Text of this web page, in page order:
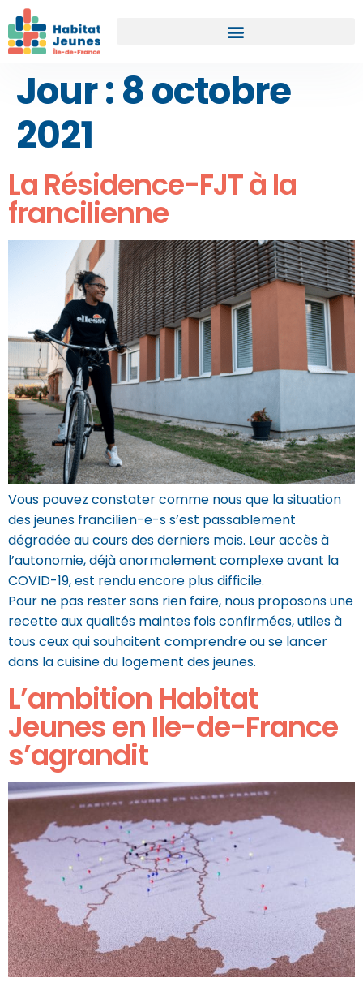
Jour :8 octobre
2021
La Résidence-FJT à la
francilienne
Vous pouvez constater comme nous que la situation
des jeunes francilien-e-s s’est passablement
dégradée au cours des derniers mois. Leur accès à
l’autonomie, déjà anormalement complexe avant la
COVID-19, est rendu encore plus difficile.
Pour ne pas rester sans rien faire, nous proposons une
recette aux qualités maintes fois confirmées, utiles à
tous ceux qui souhaitent comprendre ou se lancer
dans la cuisine du logement des jeunes.
L’ambition Habitat
Jeunes en Ile-de-France
s’agrandit